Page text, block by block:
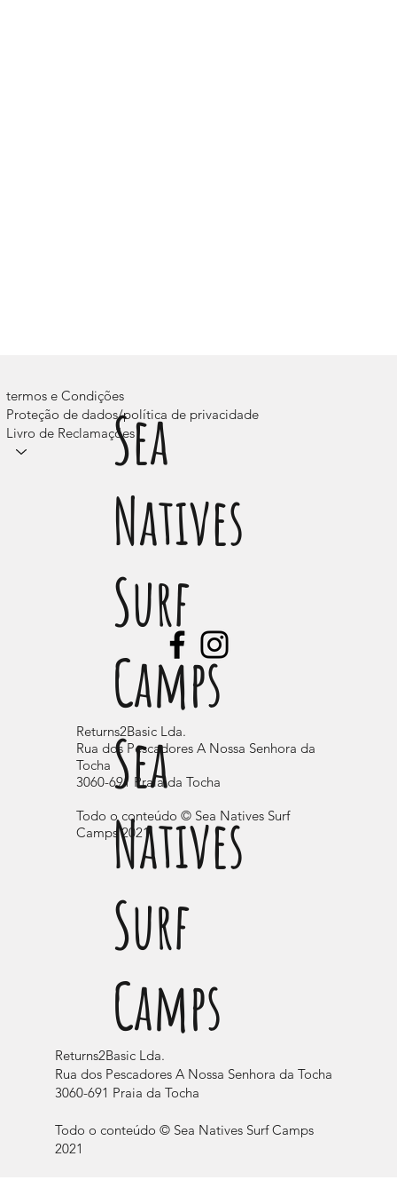
Acampamentos
Sea
Natives
Surf
Camps
termos e Condições
Proteção de dados/política de privacidade
Livro de Reclamações
Returns2Basic Lda.
Rua dos Pescadores A Nossa Senhora da Tocha
3060-691 Praia da Tocha
Todo o conteúdo © Sea Natives Surf Camps
2021
Returns2Basic Lda.
Rua dos Pescadores A Nossa Senhora da
Tocha
3060-691 Praia da Tocha
Todo o conteúdo © Sea Natives Surf
Camps 2021
Sea
Natives
Surf
Camps